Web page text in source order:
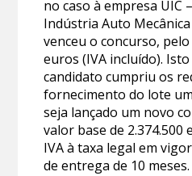
no caso à empresa UIC
Indústria Auto
venceu o concurso,
euros (IVA incluído).
candidato cumpriu os
fornecimento do lote
seja lançado um novo
valor base de 2.374.500
IVA à taxa legal em
de entrega de 10 meses.